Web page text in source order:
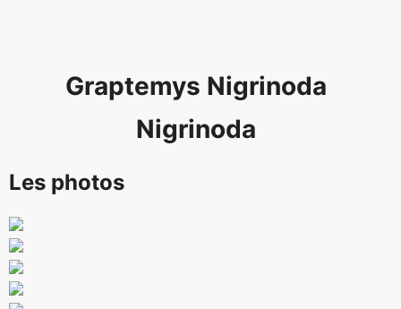
Graptemys Nigrinoda
Nigrinoda
Les photos